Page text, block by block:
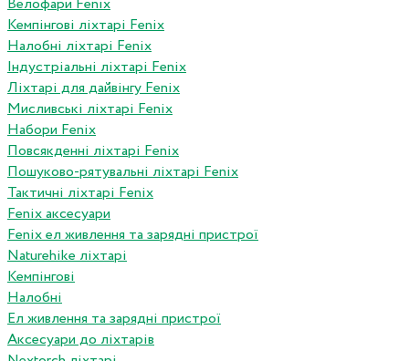
Велофари Fenix
Кемпінгові ліхтарі Fenix
Налобні ліхтарі Fenix
Індустріальні ліхтарі Fenix
Ліхтарі для дайвінгу Fenix
Мисливські ліхтарі Fenix
Набори Fenix
Повсякденні ліхтарі Fenix
Пошуково-рятувальні ліхтарі Fenix
Тактичні ліхтарі Fenix
Fenix аксесуари
Fenix ел живлення та зарядні пристрої
Naturehike ліхтарі
Кемпінгові
Налобні
Ел живлення та зарядні пристрої
Аксесуари до ліхтарів